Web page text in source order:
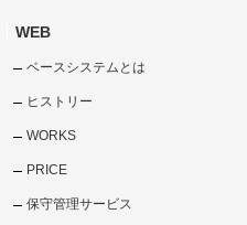
WEB
ベースシステムとは
ヒストリー
WORKS
PRICE
保守管理サービス